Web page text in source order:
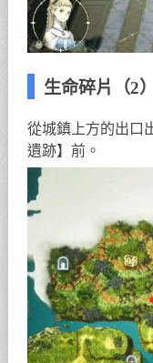
生命碎片（2）
從城鎮上方的出口
遺跡】前。